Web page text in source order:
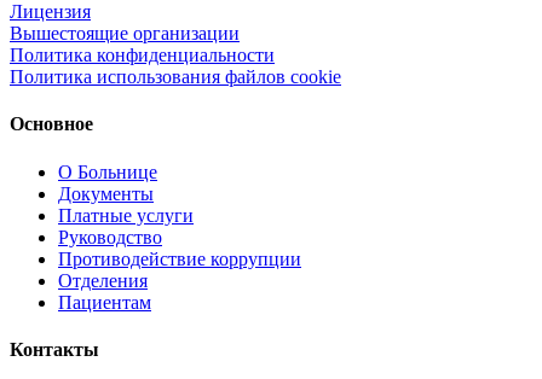
Лицензия
Вышестоящие организации
Политика конфиденциальности
Политика использования файлов cookie
Основное
О Больнице
Документы
Платные услуги
Руководство
Противодействие коррупции
Отделения
Пациентам
Контакты